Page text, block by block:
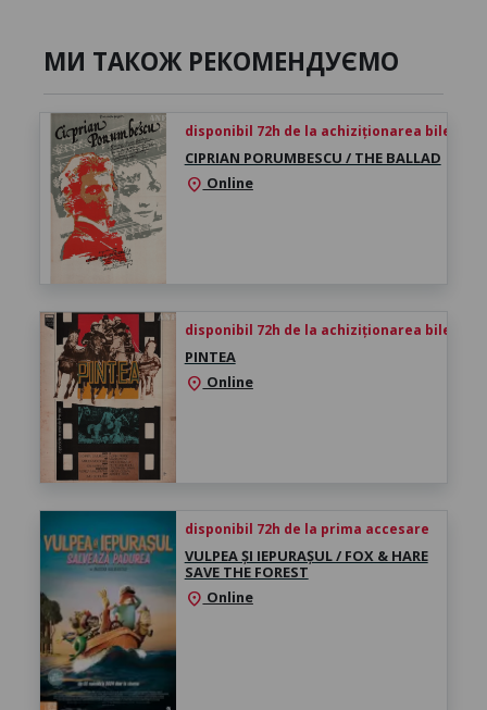
МИ ТАКОЖ РЕКОМЕНДУЄМО
disponibil 72h de la achiziționarea biletului
CIPRIAN PORUMBESCU / THE BALLAD
location_on Online
disponibil 72h de la achiziționarea biletului
PINTEA
location_on Online
disponibil 72h de la prima accesare
VULPEA ȘI IEPURAȘUL / FOX & HARE
SAVE THE FOREST
location_on Online